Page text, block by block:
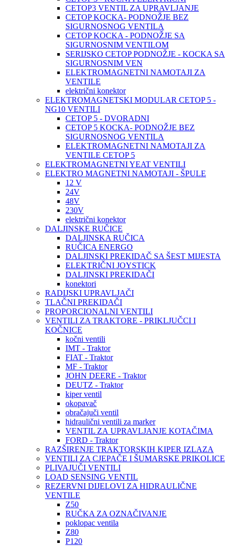
CETOP3 VENTIL ZA UPRAVLJANJE
CETOP KOCKA- PODNOŽJE BEZ
SIGURNOSNOG VENTILA
CETOP KOCKA - PODNOŽJE SA
SIGURNOSNIM VENTILOM
SERIJSKO CETOP PODNOŽJE - KOCKA SA
SIGURNOSNIM VEN
ELEKTROMAGNETNI NAMOTAJI ZA
VENTILE
električni konektor
ELEKTROMAGNETSKI MODULAR CETOP 5 -
NG10 VENTILI
CETOP 5 - DVORADNI
CETOP 5 KOCKA- PODNOŽJE BEZ
SIGURNOSNOG VENTILA
ELEKTROMAGNETNI NAMOTAJI ZA
VENTILE CETOP 5
ELEKTROMAGNETNI YEAT VENTILI
ELEKTRO MAGNETNI NAMOTAJI - ŠPULE
12 V
24V
48V
230V
električni konektor
DALJINSKE RUČICE
DALJINSKA RUČICA
RUČICA ENERGO
DALJINSKI PREKIDAČ SA ŠEST MIJESTA
ELEKTRIČNI JOYSTICK
DALJINSKI PREKIDAČI
konektori
RADIJSKI UPRAVLJAČI
TLAČNI PREKIDAČI
PROPORCIONALNI VENTILI
VENTILI ZA TRAKTORE - PRIKLJUČCI I
KOČNICE
kočni ventili
IMT - Traktor
FIAT - Traktor
MF - Traktor
JOHN DEERE - Traktor
DEUTZ - Traktor
kiper ventil
okopavač
obračajuči ventil
hidraulični ventili za marker
VENTIL ZA UPRAVLJANJE KOTAČIMA
FORD - Traktor
RAZŠIRENJE TRAKTORSKIH KIPER IZLAZA
VENTILI ZA CJEPAČE I ŠUMARSKE PRIKOLICE
PLIVAJUČI VENTILI
LOAD SENSING VENTIL
REZERVNI DIJELOVI ZA HIDRAULIČNE
VENTILE
Z50
RUČKA ZA OZNAČIVANJE
poklopac ventila
Z80
P120